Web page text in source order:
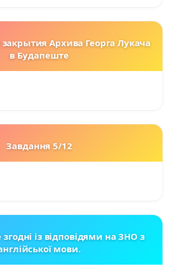
Архива Георга Лукача
в Будапеште
Завдання 5/12
згодні із відповідями на ЗНО з
мови.